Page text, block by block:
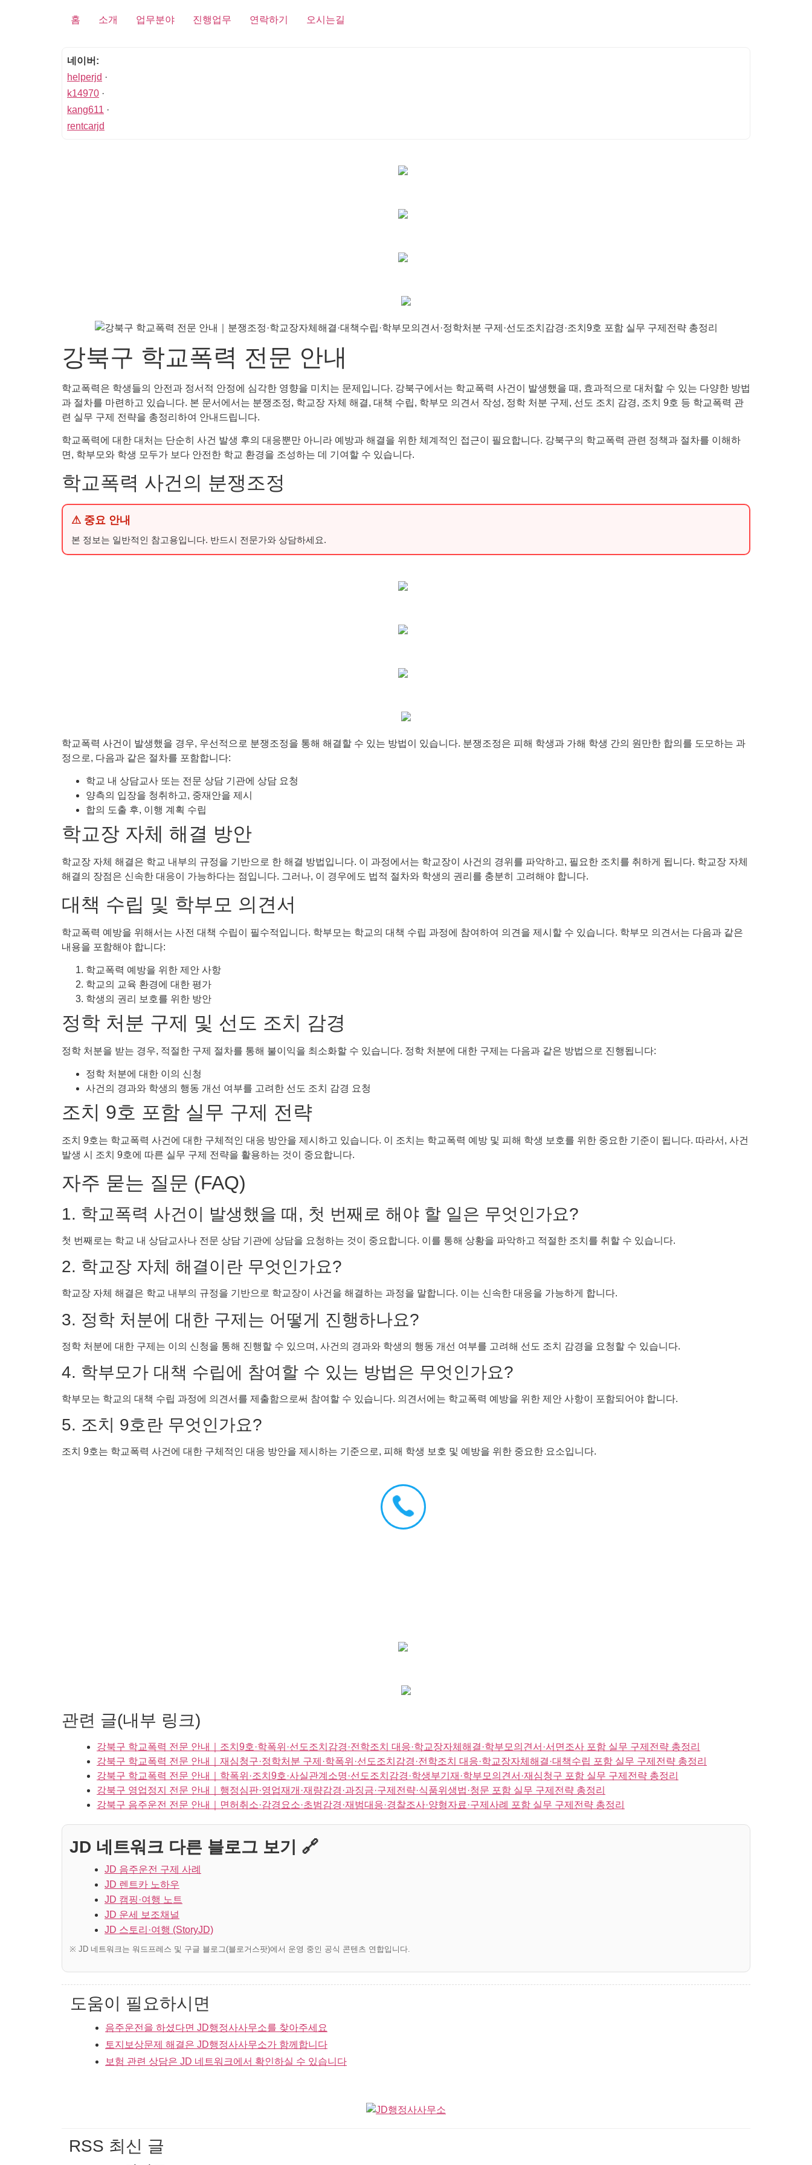
홈 소개 업무분야 진행업무 연락하기 오시는길
네이버:
helperjd ·
k14970 ·
kang611 ·
rentcarjd
강북구 학교폭력 전문 안내
학교폭력은 학생들의 안전과 정서적 안정에 심각한 영향을 미치는 문제입니다. 강북구에서는 학교폭력 사건이 발생했을 때, 효과적으로 대처할 수 있는 다양한 방법
과 절차를 마련하고 있습니다. 본 문서에서는 분쟁조정, 학교장 자체 해결, 대책 수립, 학부모 의견서 작성, 정학 처분 구제, 선도 조치 감경, 조치 9호 등 학교폭력 관
련 실무 구제 전략을 총정리하여 안내드립니다.
학교폭력에 대한 대처는 단순히 사건 발생 후의 대응뿐만 아니라 예방과 해결을 위한 체계적인 접근이 필요합니다. 강북구의 학교폭력 관련 정책과 절차를 이해하
면, 학부모와 학생 모두가 보다 안전한 학교 환경을 조성하는 데 기여할 수 있습니다.
학교폭력 사건의 분쟁조정
⚠ 중요 안내
본 정보는 일반적인 참고용입니다. 반드시 전문가와 상담하세요.
학교폭력 사건이 발생했을 경우, 우선적으로 분쟁조정을 통해 해결할 수 있는 방법이 있습니다. 분쟁조정은 피해 학생과 가해 학생 간의 원만한 합의를 도모하는 과
정으로, 다음과 같은 절차를 포함합니다:
학교 내 상담교사 또는 전문 상담 기관에 상담 요청
양측의 입장을 청취하고, 중재안을 제시
합의 도출 후, 이행 계획 수립
학교장 자체 해결 방안
학교장 자체 해결은 학교 내부의 규정을 기반으로 한 해결 방법입니다. 이 과정에서는 학교장이 사건의 경위를 파악하고, 필요한 조치를 취하게 됩니다. 학교장 자체
해결의 장점은 신속한 대응이 가능하다는 점입니다. 그러나, 이 경우에도 법적 절차와 학생의 권리를 충분히 고려해야 합니다.
대책 수립 및 학부모 의견서
학교폭력 예방을 위해서는 사전 대책 수립이 필수적입니다. 학부모는 학교의 대책 수립 과정에 참여하여 의견을 제시할 수 있습니다. 학부모 의견서는 다음과 같은
내용을 포함해야 합니다:
학교폭력 예방을 위한 제안 사항
학교의 교육 환경에 대한 평가
학생의 권리 보호를 위한 방안
정학 처분 구제 및 선도 조치 감경
정학 처분을 받는 경우, 적절한 구제 절차를 통해 불이익을 최소화할 수 있습니다. 정학 처분에 대한 구제는 다음과 같은 방법으로 진행됩니다:
정학 처분에 대한 이의 신청
사건의 경과와 학생의 행동 개선 여부를 고려한 선도 조치 감경 요청
조치 9호 포함 실무 구제 전략
조치 9호는 학교폭력 사건에 대한 구체적인 대응 방안을 제시하고 있습니다. 이 조치는 학교폭력 예방 및 피해 학생 보호를 위한 중요한 기준이 됩니다. 따라서, 사건
발생 시 조치 9호에 따른 실무 구제 전략을 활용하는 것이 중요합니다.
자주 묻는 질문 (FAQ)
1. 학교폭력 사건이 발생했을 때, 첫 번째로 해야 할 일은 무엇인가요?
첫 번째로는 학교 내 상담교사나 전문 상담 기관에 상담을 요청하는 것이 중요합니다. 이를 통해 상황을 파악하고 적절한 조치를 취할 수 있습니다.
2. 학교장 자체 해결이란 무엇인가요?
학교장 자체 해결은 학교 내부의 규정을 기반으로 학교장이 사건을 해결하는 과정을 말합니다. 이는 신속한 대응을 가능하게 합니다.
3. 정학 처분에 대한 구제는 어떻게 진행하나요?
정학 처분에 대한 구제는 이의 신청을 통해 진행할 수 있으며, 사건의 경과와 학생의 행동 개선 여부를 고려해 선도 조치 감경을 요청할 수 있습니다.
4. 학부모가 대책 수립에 참여할 수 있는 방법은 무엇인가요?
학부모는 학교의 대책 수립 과정에 의견서를 제출함으로써 참여할 수 있습니다. 의견서에는 학교폭력 예방을 위한 제안 사항이 포함되어야 합니다.
5. 조치 9호란 무엇인가요?
조치 9호는 학교폭력 사건에 대한 구체적인 대응 방안을 제시하는 기준으로, 피해 학생 보호 및 예방을 위한 중요한 요소입니다.
관련 글(내부 링크)
강북구 학교폭력 전문 안내｜조치9호·학폭위·선도조치감경·전학조치 대응·학교장자체해결·학부모의견서·서면조사 포함 실무 구제전략 총정리
강북구 학교폭력 전문 안내｜재심청구·정학처분 구제·학폭위·선도조치감경·전학조치 대응·학교장자체해결·대책수립 포함 실무 구제전략 총정리
강북구 학교폭력 전문 안내｜학폭위·조치9호·사실관계소명·선도조치감경·학생부기재·학부모의견서·재심청구 포함 실무 구제전략 총정리
강북구 영업정지 전문 안내｜행정심판·영업재개·재량감경·과징금·구제전략·식품위생법·청문 포함 실무 구제전략 총정리
강북구 음주운전 전문 안내｜면허취소·감경요소·초범감경·재범대응·경찰조사·양형자료·구제사례 포함 실무 구제전략 총정리
JD 네트워크 다른 블로그 보기 🔗
JD 음주운전 구제 사례
JD 렌트카 노하우
JD 캠핑·여행 노트
JD 운세 보조채널
JD 스토리·여행 (StoryJD)
※ JD 네트워크는 워드프레스 및 구글 블로그(블로거스팟)에서 운영 중인 공식 콘텐츠 연합입니다.
도움이 필요하시면
음주운전을 하셨다면 JD행정사사무소를 찾아주세요
토지보상문제 해결은 JD행정사사무소가 함께합니다
보험 관련 상담은 JD 네트워크에서 확인하실 수 있습니다
RSS 최신 글